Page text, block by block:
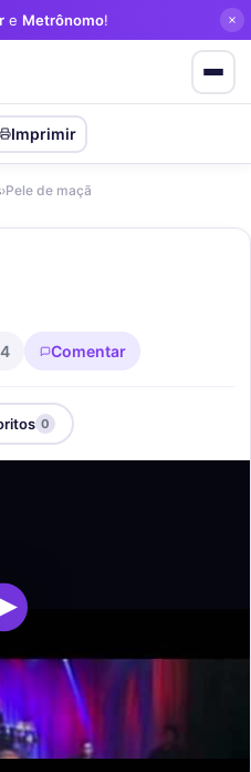
e Metrônomo!
Imprimir
›Pele de maçã
Comentar
0